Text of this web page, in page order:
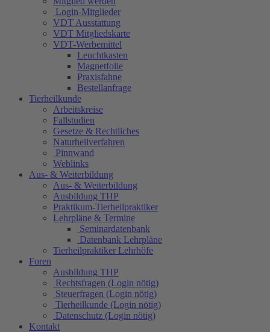
Login-Mitglieder
VDT Ausstattung
VDT Mitgliedskarte
VDT-Werbemittel
Leuchtkasten
Magnetfolie
Praxisfahne
Bestellanfrage
Tierheilkunde
Arbeitskreise
Fallstudien
Gesetze & Rechtliches
Naturheilverfahren
Pinnwand
Weblinks
Aus- & Weiterbildung
Aus- & Weiterbildung
Ausbildung THP
Praktikum-Tierheilpraktiker
Lehrpläne & Termine
Seminardatenbank
Datenbank Lehrpläne
Tierheilpraktiker Lehrhöfe
Foren
Ausbildung THP
Rechtsfragen (Login nötig)
Steuerfragen (Login nötig)
Tierheilkunde (Login nötig)
Datenschutz (Login nötig)
Kontakt